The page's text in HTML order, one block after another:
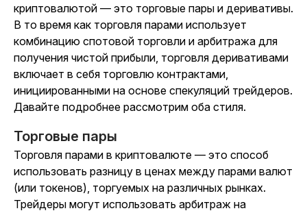
криптовалютой — это торговые пары и деривативы.
В то время как торговля парами использует
комбинацию спотовой торговли и арбитража для
получения чистой прибыли, торговля деривативами
включает в себя торговлю контрактами,
инициированными на основе спекуляций трейдеров.
Давайте подробнее рассмотрим оба стиля.
Торговые пары
Торговля парами в криптовалюте — это способ
использовать разницу в ценах между парами валют
(или токенов), торгуемых на различных рынках.
Трейдеры могут использовать арбитраж на